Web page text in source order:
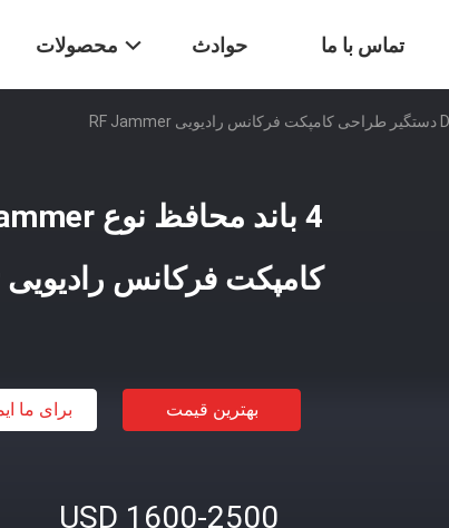
محصولات حوادث تماس با ما
کامپکت فرکانس رادیویی RF Jammer
بهترین قیمت برای ما
1600-2500 USD